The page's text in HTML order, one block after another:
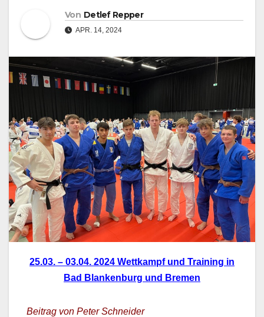
Von Detlef Repper
APR. 14, 2024
25.03. – 03.04. 2024 Wettkampf und Training in
Bad Blankenburg und Bremen
Beitrag von Peter Schneider